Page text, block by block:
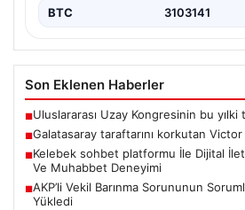
BTC 3103141
Son Eklenen Haberler
■Uluslararası Uzay Kongresinin bu yılki
■Galatasaray taraftarını korkutan Victor
■Kelebek sohbet platformu İle Dijital
Ve Muhabbet Deneyimi
■AKP’li Vekil Barınma Sorununun
Yükledi